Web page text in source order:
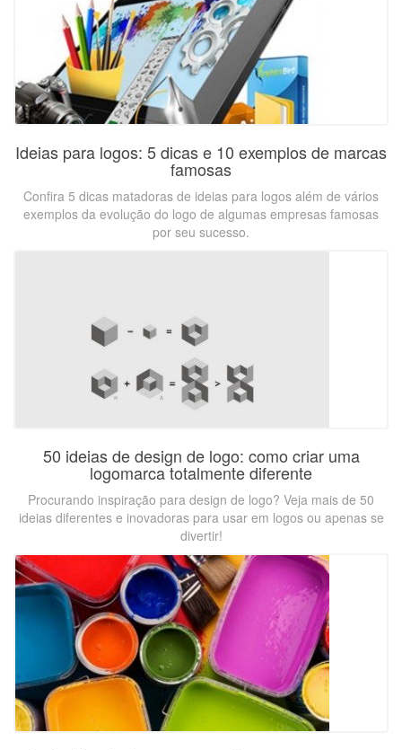
Ideias para logos: 5 dicas e 10 exemplos de marcas
famosas
Confira 5 dicas matadoras de ideias para logos além de vários
exemplos da evolução do logo de algumas empresas famosas
por seu sucesso.
50 ideias de design de logo: como criar uma
logomarca totalmente diferente
Procurando inspiração para design de logo? Veja mais de 50
ideias diferentes e inovadoras para usar em logos ou apenas se
divertir!